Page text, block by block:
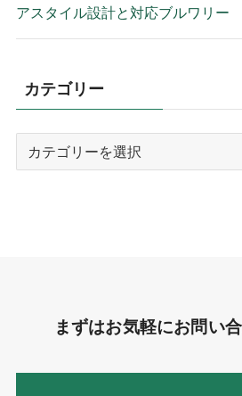
アスタイル設計と対応ブルワリー
カテゴリー
まずはお気軽にお問い